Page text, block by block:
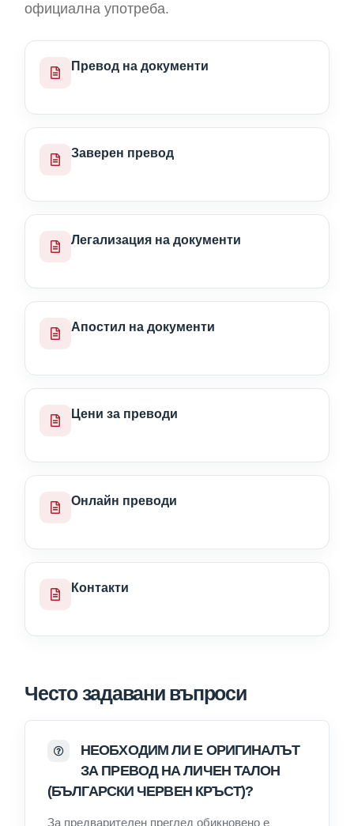
официална употреба.
Превод на документи
Заверен превод
Легализация на документи
Апостил на документи
Цени за преводи
Онлайн преводи
Контакти
Често задавани въпроси
НЕОБХОДИМ ЛИ Е ОРИГИНАЛЪТ
ЗА ПРЕВОД НА ЛИЧЕН ТАЛОН
(БЪЛГАРСКИ ЧЕРВЕН КРЪСТ)?
За предварителен преглед обикновено е